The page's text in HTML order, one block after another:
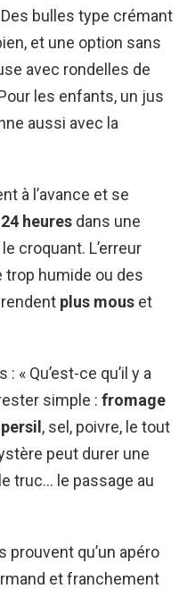
Des bulles type crémant
et une option sans
avec rondelles de
les enfants, un jus
aussi avec la
à l’avance et se
heures dans une
croquant. L’erreur
trop humide ou des
plus mous et
« Qu’est-ce qu’il y a
simple : fromage
, sel, poivre, le tout
peut durer une
truc… le passage au
prouvent qu’un apéro
et franchement